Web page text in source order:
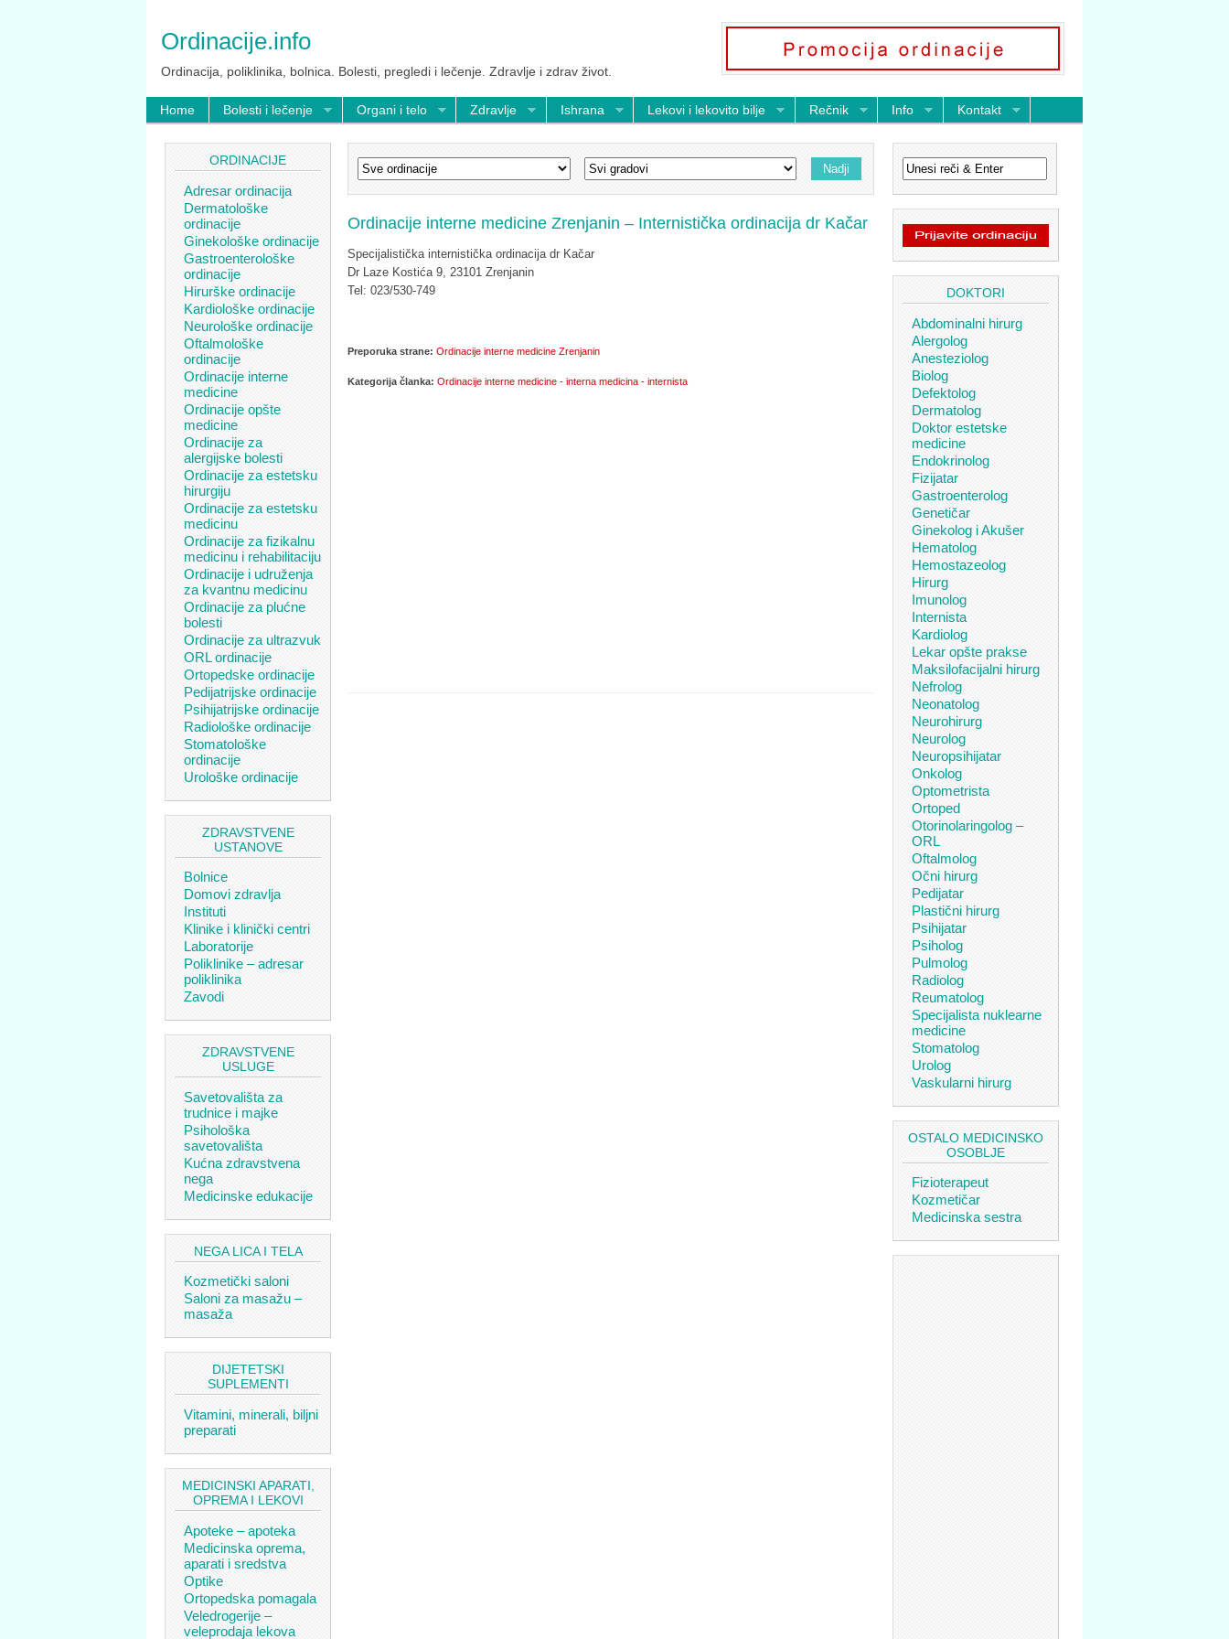
Ordinacije.info
Ordinacija, poliklinika, bolnica. Bolesti, pregledi i lečenje. Zdravlje i zdrav život.
Home Bolesti i lečenje Organi i telo Zdravlje Ishrana Lekovi i lekovito bilje Rečnik Info Kontakt
ORDINACIJE
Adresar ordinacija
Dermatološke
ordinacije
Ginekološke ordinacije
Gastroenterološke
ordinacije
Hirurške ordinacije
Kardiološke ordinacije
Neurološke ordinacije
Oftalmološke
ordinacije
Ordinacije interne
medicine
Ordinacije opšte
medicine
Ordinacije za
alergijske bolesti
Ordinacije za estetsku
hirurgiju
Ordinacije za estetsku
medicinu
Ordinacije za fizikalnu
medicinu i rehabilitaciju
Ordinacije i udruženja
za kvantnu medicinu
Ordinacije za plućne
bolesti
Ordinacije za ultrazvuk
ORL ordinacije
Ortopedske ordinacije
Pedijatrijske ordinacije
Psihijatrijske ordinacije
Radiološke ordinacije
Stomatološke
ordinacije
Urološke ordinacije
ZDRAVSTVENE
USTANOVE
Bolnice
Domovi zdravlja
Instituti
Klinike i klinički centri
Laboratorije
Poliklinike – adresar
poliklinika
Zavodi
ZDRAVSTVENE
USLUGE
Savetovališta za
trudnice i majke
Psihološka
savetovališta
Kućna zdravstvena
nega
Medicinske edukacije
NEGA LICA I TELA
Kozmetički saloni
Saloni za masažu –
masaža
DIJETETSKI
SUPLEMENTI
Vitamini, minerali, biljni
preparati
MEDICINSKI APARATI,
OPREMA I LEKOVI
Apoteke – apoteka
Medicinska oprema,
aparati i sredstva
Optike
Ortopedska pomagala
Veledrogerije –
veleprodaja lekova
Ordinacije interne medicine Zrenjanin – Internistička ordinacija dr Kačar
Specijalistička internistička ordinacija dr Kačar
Dr Laze Kostića 9, 23101 Zrenjanin
Tel: 023/530-749
Preporuka strane: Ordinacije interne medicine Zrenjanin
Kategorija članka: Ordinacije interne medicine - interna medicina - internista
DOKTORI
Abdominalni hirurg
Alergolog
Anesteziolog
Biolog
Defektolog
Dermatolog
Doktor estetske
medicine
Endokrinolog
Fizijatar
Gastroenterolog
Genetičar
Ginekolog i Akušer
Hematolog
Hemostazeolog
Hirurg
Imunolog
Internista
Kardiolog
Lekar opšte prakse
Maksilofacijalni hirurg
Nefrolog
Neonatolog
Neurohirurg
Neurolog
Neuropsihijatar
Onkolog
Optometrista
Ortoped
Otorinolaringolog –
ORL
Oftalmolog
Očni hirurg
Pedijatar
Plastični hirurg
Psihijatar
Psiholog
Pulmolog
Radiolog
Reumatolog
Specijalista nuklearne
medicine
Stomatolog
Urolog
Vaskularni hirurg
OSTALO MEDICINSKO
OSOBLJE
Fizioterapeut
Kozmetičar
Medicinska sestra